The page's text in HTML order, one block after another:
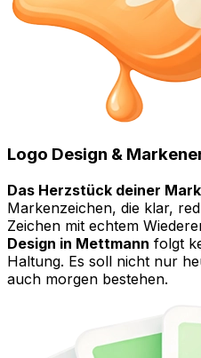
Logo Design &
Das Herzstück deiner
Markenzeichen, die klar,
Zeichen mit echtem
Design in Mettmann folgt
Haltung. Es soll nicht nur
auch morgen bestehen.